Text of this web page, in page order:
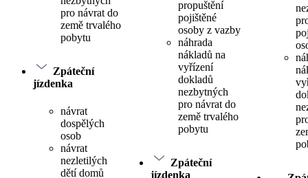
pro návrat do
země trvalého
pobytu
Zpáteční
jízdenka
návrat
dospělých
osob
návrat
nezletilých
dětí domů
propuštění
pojištěné
osoby z vazby
náhrada
nákladů na
vyřízení
dokladů
nezbytných
pro návrat do
země trvalého
pobytu
Zpáteční
jízdenka